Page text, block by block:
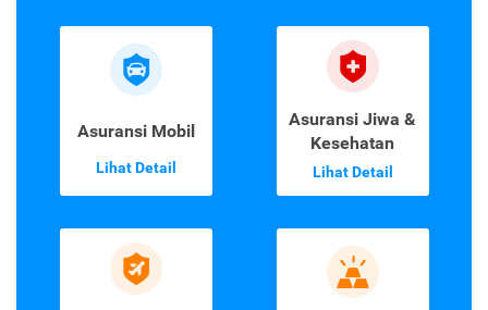
Asuransi Mobil
Lihat Detail
Asuransi Jiwa &
Kesehatan
Lihat Detail